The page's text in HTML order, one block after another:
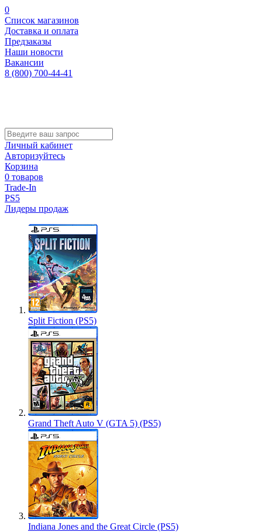
0
Список магазинов
Доставка и оплата
Предзаказы
Наши новости
Вакансии
8 (800) 700-44-41
Личный кабинет
Авторизуйтесь
Корзина
0 товаров
Trade-In
PS5
Лидеры продаж
Split Fiction (PS5)
Grand Theft Auto V (GTA 5) (PS5)
Indiana Jones and the Great Circle (PS5)